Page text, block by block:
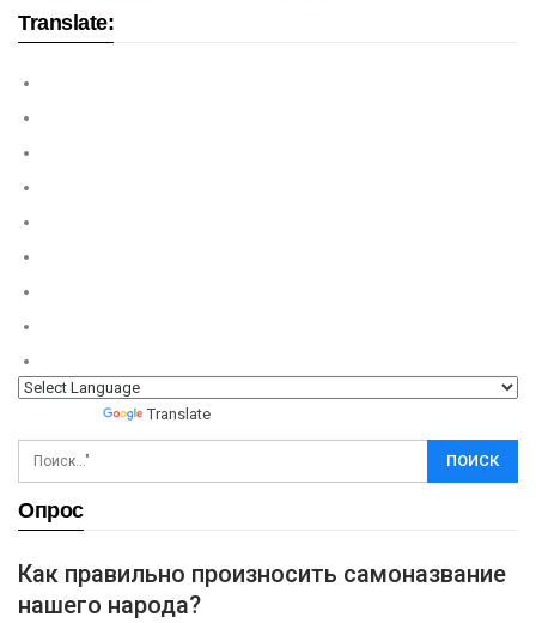
Translate:
Translate
Опрос
Как правильно произносить самоназвание
нашего народа?